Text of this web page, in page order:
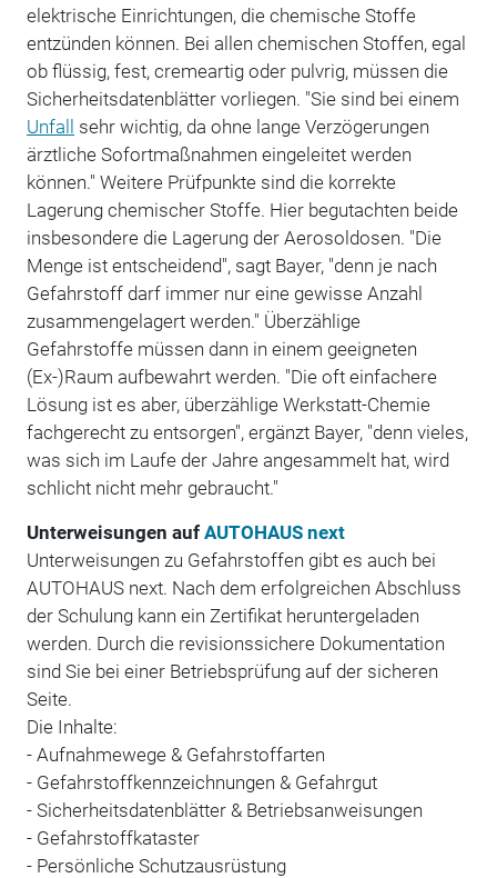
elektrische Einrichtungen, die chemische Stoffe
entzünden können. Bei allen chemischen Stoffen, egal
ob flüssig, fest, cremeartig oder pulvrig, müssen die
Sicherheitsdatenblätter vorliegen. "Sie sind bei einem
Unfall sehr wichtig, da ohne lange Verzögerungen
ärztliche Sofortmaßnahmen eingeleitet werden
können." Weitere Prüfpunkte sind die korrekte
Lagerung chemischer Stoffe. Hier begutachten beide
insbesondere die Lagerung der Aerosoldosen. "Die
Menge ist entscheidend", sagt Bayer, "denn je nach
Gefahrstoff darf immer nur eine gewisse Anzahl
zusammengelagert werden." Überzählige
Gefahrstoffe müssen dann in einem geeigneten
(Ex-)Raum aufbewahrt werden. "Die oft einfachere
Lösung ist es aber, überzählige Werkstatt-Chemie
fachgerecht zu entsorgen", ergänzt Bayer, "denn vieles,
was sich im Laufe der Jahre angesammelt hat, wird
schlicht nicht mehr gebraucht."
Unterweisungen auf AUTOHAUS next
Unterweisungen zu Gefahrstoffen gibt es auch bei
AUTOHAUS next. Nach dem erfolgreichen Abschluss
der Schulung kann ein Zertifikat heruntergeladen
werden. Durch die revisionssichere Dokumentation
sind Sie bei einer Betriebsprüfung auf der sicheren
Seite.
Die Inhalte:
- Aufnahmewege & Gefahrstoffarten
- Gefahrstoffkennzeichnungen & Gefahrgut
- Sicherheitsdatenblätter & Betriebsanweisungen
- Gefahrstoffkataster
- Persönliche Schutzausrüstung